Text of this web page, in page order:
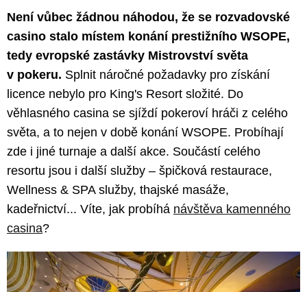
Není vůbec žádnou náhodou, že se rozvadovské
casino stalo místem konání prestižního WSOPE,
tedy evropské zastávky Mistrovství světa
v pokeru. Splnit náročné požadavky pro získání
licence nebylo pro King's Resort složité. Do
věhlasného casina se sjíždí pokeroví hráči z celého
světa, a to nejen v době konání WSOPE. Probíhají
zde i jiné turnaje a další akce. Součástí celého
resortu jsou i další služby – špičková restaurace,
Wellness & SPA služby, thajské masáže,
kadeřnictví... Víte, jak probíhá návštěva kamenného
casina?